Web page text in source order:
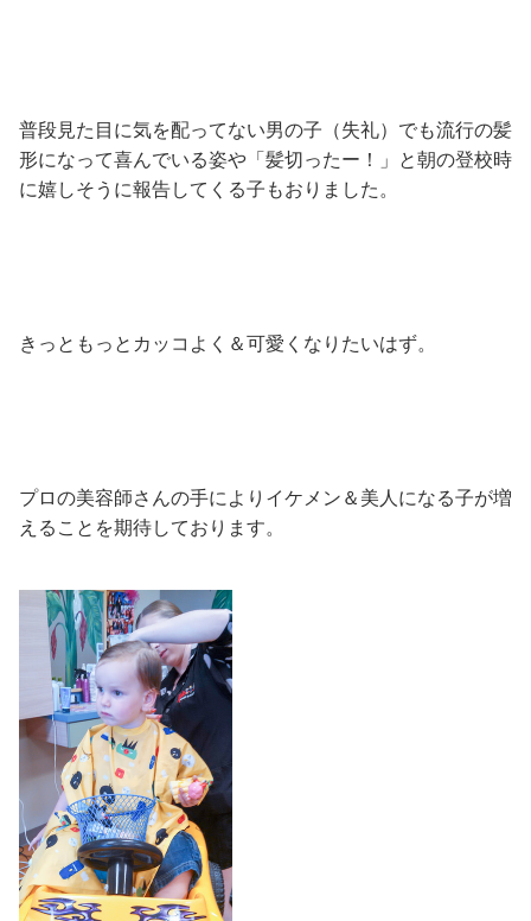
普段見た目に気を配ってない男の子（失礼）でも流行の髪
形になって喜んでいる姿や「髪切ったー！」と朝の登校時
に嬉しそうに報告してくる子もおりました。
きっともっとカッコよく＆可愛くなりたいはず。
プロの美容師さんの手によりイケメン＆美人になる子が増
えることを期待しております。